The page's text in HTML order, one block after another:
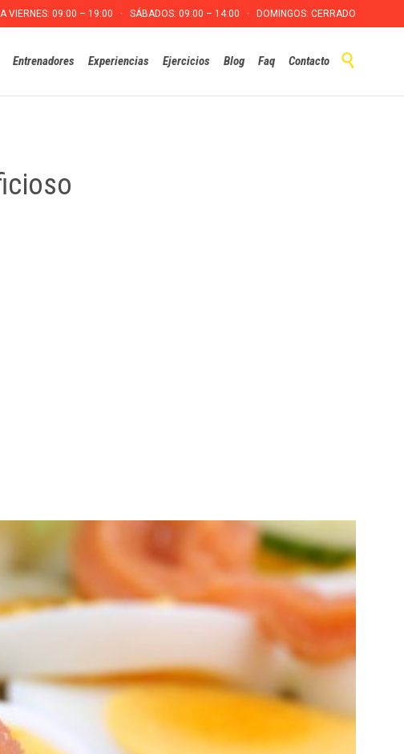
A VIERNES: 09:00 – 19:00 · SÁBADOS: 09:00 – 14:00 · DOMINGOS: CERRADO
to
Entrenadores Experiencias Ejercicios Blog Faq Contacto 